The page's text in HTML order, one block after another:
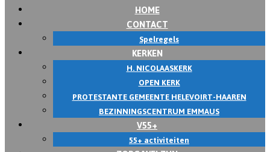
HOME
CONTACT
Spelregels
KERKEN
H. NICOLAASKERK
OPEN KERK
PROTESTANTE GEMEENTE HELEVOIRT-HAAREN
BEZINNINGSCENTRUM EMMAUS
V55+
55+ activiteiten